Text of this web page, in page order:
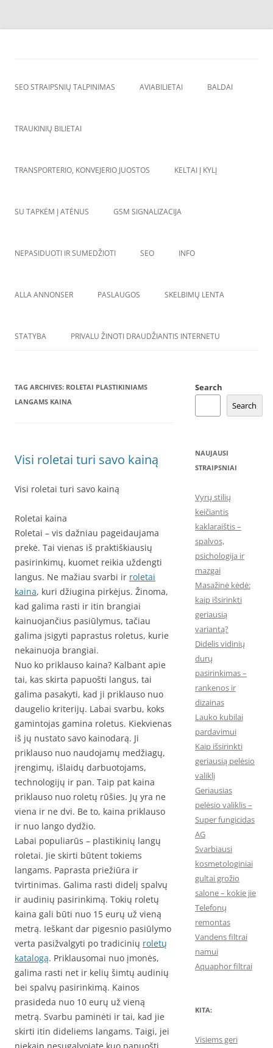
Skip
SEO STRAIPSNIŲ TALPINIMAS AVIABILIETAI BALDAI
TRAUKINIŲ BILIETAI
TRANSPORTERIO, KONVEJERIO JUOSTOS KELTAI Į KYLĮ
SU TAPKĖM Į ATĖNUS GSM SIGNALIZACIJA
NEPASIDUOTI IR SUMEDŽIOTI SEO INFO
ALLA ANNONSER PASLAUGOS SKELBIMŲ LENTA
STATYBA PRIVALU ŽINOTI DRAUDŽIANTIS INTERNETU
TAG ARCHIVES: ROLETAI PLASTIKINIAMS
LANGAMS KAINA
Visi roletai turi savo kainą
Visi roletai turi savo kainą
Roletai kaina
Roletai – vis dažniau pageidaujama
prekė. Tai vienas iš praktiškiausių
pasirinkimų, kuomet reikia uždengti
langus. Ne mažiau svarbi ir roletai
kaina, kuri džiugina pirkėjus. Žinoma,
kad galima rasti ir itin brangiai
kainuojančius pasiūlymus, tačiau
galima įsigyti paprastus roletus, kurie
nekainuoja brangiai.
Nuo ko priklauso kaina? Kalbant apie
tai, kas skirta papuošti langus, tai
galima pasakyti, kad ji priklauso nuo
daugelio kriterijų. Labai svarbu, koks
gamintojas gamina roletus. Kiekvienas
iš jų nustato savo kainodarą. Ji
priklauso nuo naudojamų medžiagų,
įrengimų, išlaidų darbuotojams,
technologijų ir pan. Taip pat kaina
priklauso nuo roletų rūšies. Jų yra ne
viena ir ne dvi. Be to, kaina priklauso
ir nuo lango dydžio.
Labai populiarūs – plastikinių langų
roletai. Jie skirti būtent tokiems
langams. Paprasta priežiūra ir
tvirtinimas. Galima rasti didelį spalvų
ir audinių pasirinkimą. Tokių roletų
kaina gali būti nuo 15 eurų už vieną
metrą. Ieškant dar pigesnio pasiūlymo
verta pasižvalgyti po tradicinių roletų
katalogą. Priklausomai nuo įmonės,
galima rasti net ir kelių šimtų audinių
bei spalvų pasirinkimą. Kainos
prasideda nuo 10 eurų už vieną
metrą. Svarbu paminėti ir tai, kad jie
skirti itin dideliems langams. Taigi, jei
Search
Search
NAUJAUSI
STRAIPSNIAI
Vyrų stilių
keičiantis
kaklaraištis –
spalvos,
psichologija ir
mazgai
Masažinė kėdė:
kaip išsirinkti
geriausią
variantą?
Didelis vidinių
durų
pasirinkimas –
rankenos ir
dizainas
Lauko kubilai
pardavimui
Kaip išsirinkti
geriausią pelėsio
valiklį
Geriausias
pelėsio valiklis –
Super fungicidas
AG
Svarbiausi
kosmetologiniai
gultai grožio
salone – kokie jie
Telefonų
remontas
Vandens filtrai
namui
Aquaphor filtrai
KITA:
Visiems geri